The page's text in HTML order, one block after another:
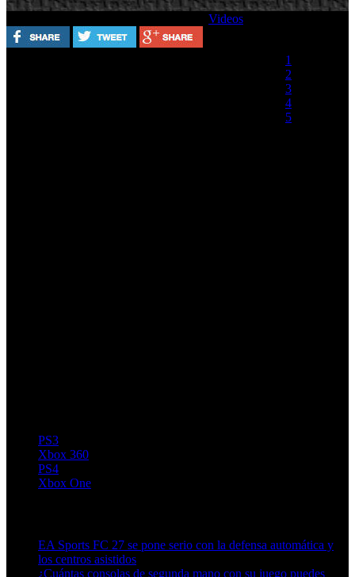
Videos
1
2
3
4
5
PS3
Xbox 360
PS4
Xbox One
EA Sports FC 27 se pone serio con la defensa automática y
los centros asistidos
¿Cuántas consolas de segunda mano con su juego puedes